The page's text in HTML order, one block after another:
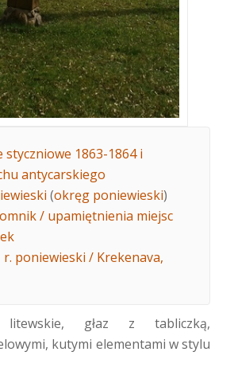
styczniowe 1863-1864 i
antycarskiego
(okręg poniewieski)
/ upamiętnienia miejsc
poniewieski / Krekenava,
litewskie, głaz z tabliczką,
kutymi elementami w stylu